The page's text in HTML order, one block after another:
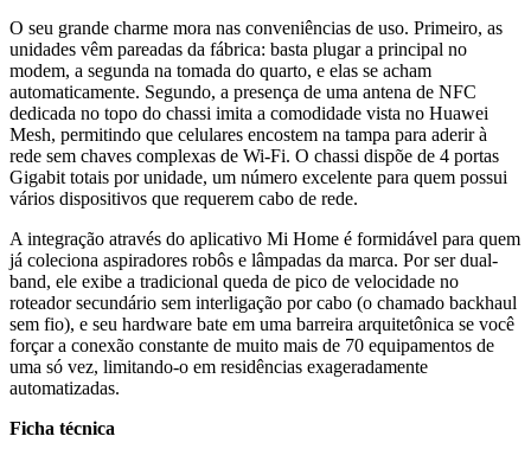
O seu grande charme mora nas conveniências de uso. Primeiro, as
unidades vêm pareadas da fábrica: basta plugar a principal no
modem, a segunda na tomada do quarto, e elas se acham
automaticamente. Segundo, a presença de uma antena de NFC
dedicada no topo do chassi imita a comodidade vista no Huawei
Mesh, permitindo que celulares encostem na tampa para aderir à
rede sem chaves complexas de Wi-Fi. O chassi dispõe de 4 portas
Gigabit totais por unidade, um número excelente para quem possui
vários dispositivos que requerem cabo de rede.
A integração através do aplicativo Mi Home é formidável para quem
já coleciona aspiradores robôs e lâmpadas da marca. Por ser dual-
band, ele exibe a tradicional queda de pico de velocidade no
roteador secundário sem interligação por cabo (o chamado backhaul
sem fio), e seu hardware bate em uma barreira arquitetônica se você
forçar a conexão constante de muito mais de 70 equipamentos de
uma só vez, limitando-o em residências exageradamente
automatizadas.
Ficha técnica